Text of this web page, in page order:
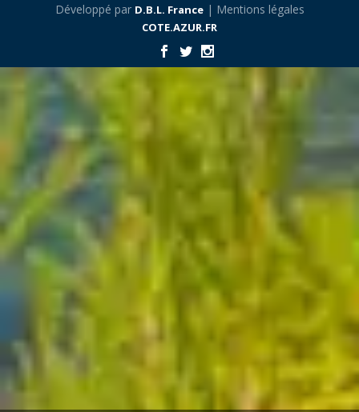
Développé par D.B.L. France| Mentions légales
COTE.AZUR.FR